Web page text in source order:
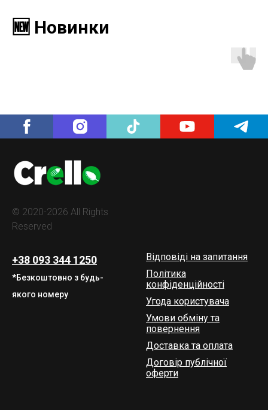
🆕 Новинки
© 2020-2026 All Rights
Reserved
+38 093 344 1250
*Безкоштовно з будь-
якого номеру
Відповіді на запитання
Політика
конфіденційності
Угода користувача
Умови обміну та
повернення
Доставка та оплата
Договір публічної
оферти